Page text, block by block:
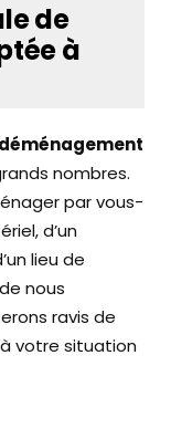
de
à
nombres.
par vous-
d’un
lieu de
nous
ravis de
votre situation